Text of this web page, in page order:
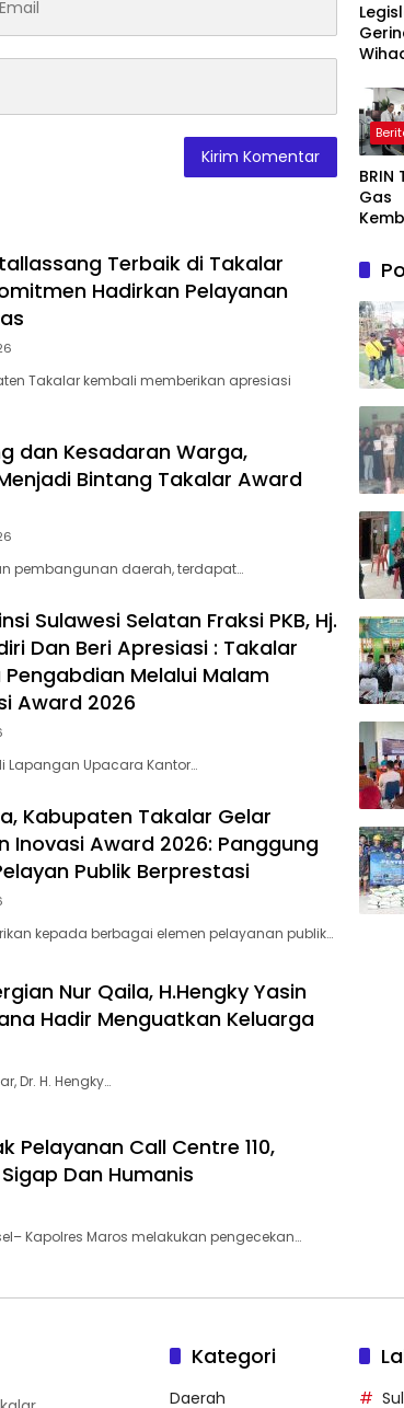
Terbaik di Takalar
Hadirkan Pelayanan
Takalar kembali memberikan apresiasi
dan Kesadaran Warga,
Bintang Takalar Award
pembangunan daerah, terdapat…
Sulawesi Selatan Fraksi PKB, Hj.
Dan Beri Apresiasi : Takalar
Melalui Malam
Award 2026
Lapangan Upacara Kantor…
Kabupaten Takalar Gelar
Inovasi Award 2026: Panggung
Publik Berprestasi
kepada berbagai elemen pelayanan publik…
Nur Qaila, H.Hengky Yasin
Hadir Menguatkan Keluarga
Dr. H. Hengky…
Pelayanan Call Centre 110,
Dan Humanis
Kapolres Maros melakukan pengecekan…
agar
Gas
or
Kategori
Daerah